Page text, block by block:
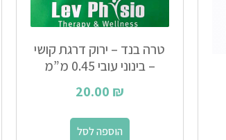
טרה בנד – ירוק דרגת קושי
– בינוני עובי 0.45 מ”מ
20.00 ₪
הוספה לסל